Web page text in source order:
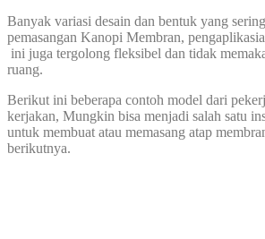
Banyak variasi desain dan bentuk yang
pemasangan Kanopi Membran,
ini juga tergolong fleksibel dan tidak
ruang.
Berikut ini beberapa contoh model dari
kerjakan, Mungkin bisa menjadi salah satu
untuk membuat atau memasang atap
berikutnya.